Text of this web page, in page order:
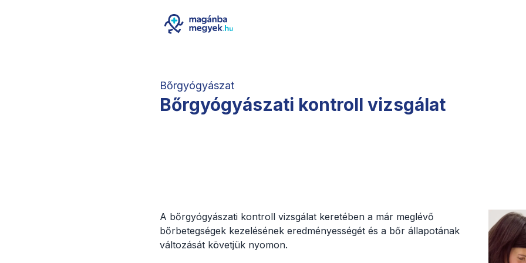
Bőrgyógyászat
Bőrgyógyászati kontroll vizsgálat
A bőrgyógyászati kontroll vizsgálat keretében a már meglévő
bőrbetegségek kezelésének eredményességét és a bőr állapotának
változását követjük nyomon.